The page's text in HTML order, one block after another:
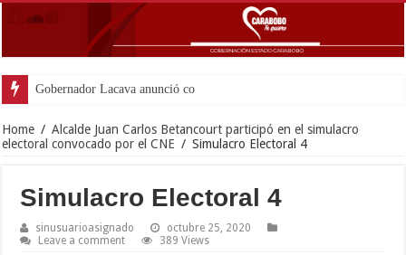
Gobernador Lacava anunció colocación de má
Home / Alcalde Juan Carlos Betancourt participó en el simulacro
electoral convocado por el CNE / Simulacro Electoral 4
Simulacro Electoral 4
sinusuarioasignado
octubre 25, 2020
Leave a comment
389 Views